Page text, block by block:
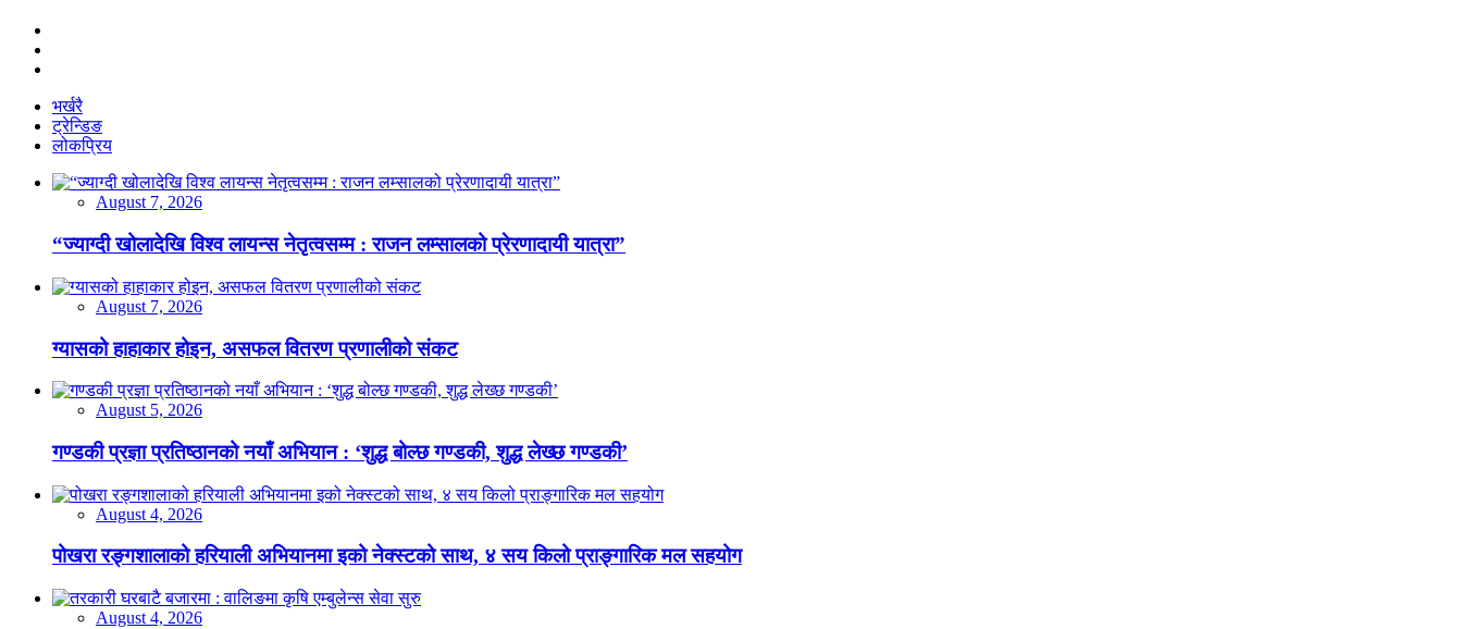
भर्खरै
ट्रेन्डिङ
लोकप्रिय
August 7, 2026
“ज्याग्दी खोलादेखि विश्व लायन्स नेतृत्वसम्म : राजन लम्सालको प्रेरणादायी यात्रा”
August 7, 2026
ग्यासको हाहाकार होइन, असफल वितरण प्रणालीको संकट
August 5, 2026
गण्डकी प्रज्ञा प्रतिष्ठानको नयाँ अभियान : ‘शुद्ध बोल्छ गण्डकी, शुद्ध लेख्छ गण्डकी’
August 4, 2026
पोखरा रङ्गशालाको हरियाली अभियानमा इको नेक्स्टको साथ, ४ सय किलो प्राङ्गारिक मल सहयोग
August 4, 2026